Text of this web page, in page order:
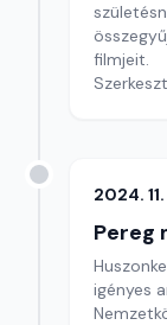
filmjeit.
2024.
Pereg
igényes